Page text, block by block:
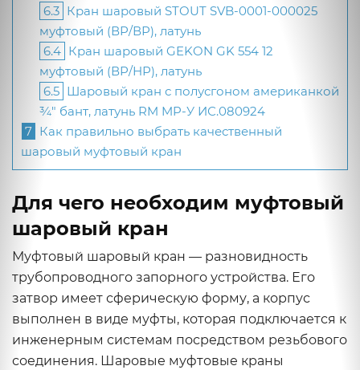
6.3 Кран шаровый STOUT SVB-0001-000025
муфтовый (ВР/ВР), латунь
6.4 Кран шаровый GEKON GK 554 12
муфтовый (ВР/НР), латунь
6.5 Шаровый кран с полусгоном американкой
¾" бант, латунь RM MP-У ИС.080924
7 Как правильно выбрать качественный
шаровый муфтовый кран
Для чего необходим муфтовый
шаровый кран
Муфтовый шаровый кран — разновидность
трубопроводного запорного устройства. Его
затвор имеет сферическую форму, а корпус
выполнен в виде муфты, которая подключается к
инженерным системам посредством резьбового
соединения. Шаровые муфтовые краны